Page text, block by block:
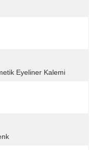
Eyeliner Kalemi